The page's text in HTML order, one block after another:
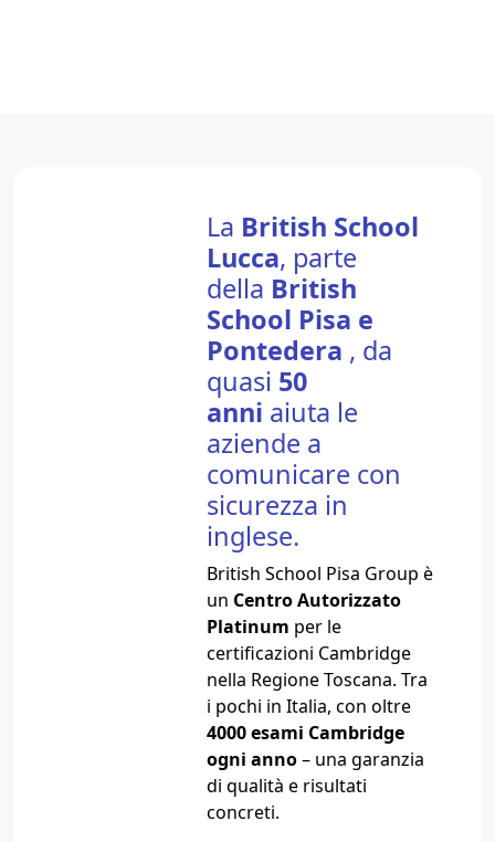
La British School
Lucca, parte
della British
School Pisa e
Pontedera , da
quasi 50
anni aiuta le
aziende a
comunicare con
sicurezza in
inglese.
British School Pisa Group è
un Centro Autorizzato
Platinum per le
certificazioni Cambridge
nella Regione Toscana. Tra
i pochi in Italia, con oltre
4000 esami Cambridge
ogni anno– una garanzia
di qualità e risultati
concreti.